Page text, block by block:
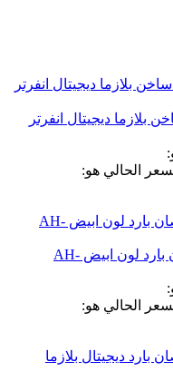
بارد ساخن بلازما ديجيتال انفرتر
الحالي هو:
تكييف شارب اسبليت 2.25 حصان بارد لون ابيض AH-
الحالي هو: